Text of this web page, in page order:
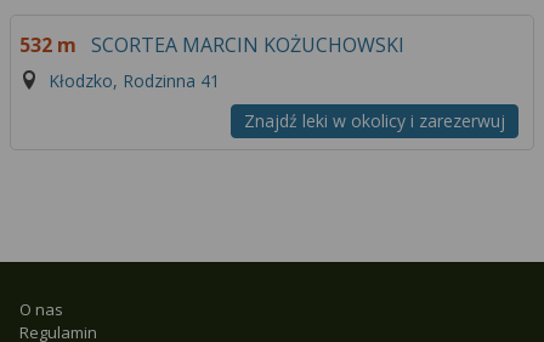
532 m SCORTEA MARCIN KOŻUCHOWSKI
Kłodzko, Rodzinna 41
Znajdź leki w okolicy i zarezerwuj
O nas
Regulamin